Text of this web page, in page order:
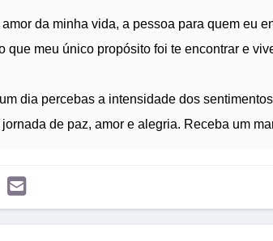
amor da minha vida, a pessoa para quem eu
que meu único propósito foi te encontrar e
dia percebas a intensidade dos
de paz, amor e alegria. Receba um